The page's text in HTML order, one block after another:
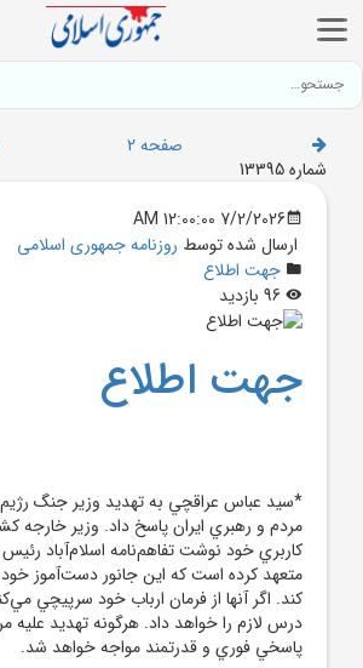
صفحه 2
شماره 13395
7/2/2026 12:00:00 AM
ارسال شده توسط روزنامه جمهوری اسلامی
جهت اطلاع
جهت اطلاع
*سيد عباس عراقچي به تهديد وزير جنگ
مردم و رهبري ايران پاسخ داد. وزير خارجه
کاربري خود نوشت تفاهم‌نامه اسلام‌آباد رئيس‌
متعهد کرده است که اين جانور دست‌آموز خود
کند. اگر آنها از فرمان ارباب خود سرپيچي
درس لازم را خواهد داد. هرگونه تهديد عليه
پاسخي فوري و قدرتمند مواجه خواهد شد.